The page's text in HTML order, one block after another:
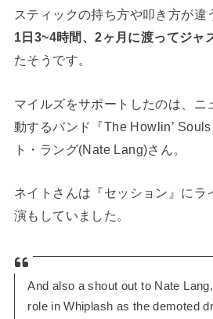
スティックの持ち方や叩き方が違
1日3~4時間、2ヶ月に渡ってジャ
たそうです。
マイルズをサポートしたのは、ニ
動するバンド『The Howlin’
ト・ラング(Nate Lang)さん。
ネイトさんは『セッション』にラ
演もしていました。
And also a shout out to Nate
role in Whiplash as the demoted